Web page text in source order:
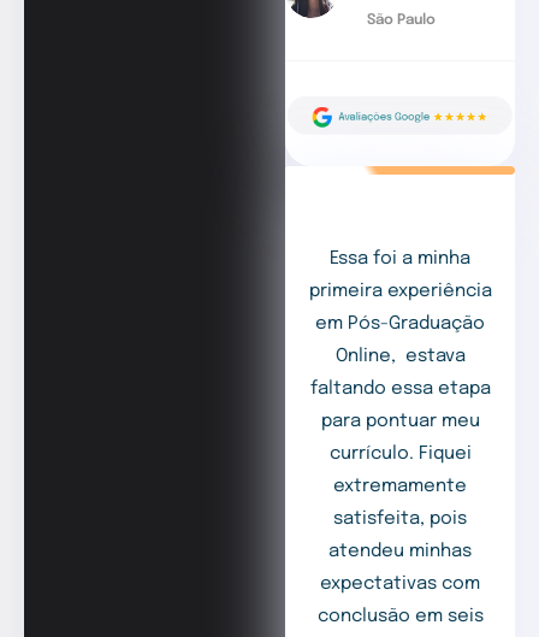
São Paulo
Essa foi a minha
primeira experiência
em Pós-Graduação
Online, estava
faltando essa etapa
para pontuar meu
currículo. Fiquei
extremamente
satisfeita, pois
atendeu minhas
expectativas com
conclusão em seis